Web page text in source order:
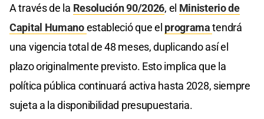
A través de la Resolución 90/2026, el Ministerio de
Capital Humanoestableció que el programatendrá
una vigencia total de 48 meses, duplicando así el
plazo originalmente previsto. Esto implica que la
política pública continuará activa hasta 2028, siempre
sujeta a la disponibilidad presupuestaria.